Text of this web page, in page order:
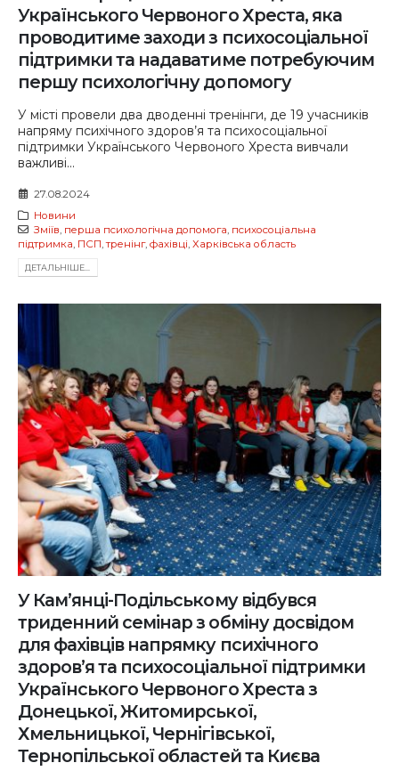
Українського Червоного Хреста, яка
проводитиме заходи з психосоціальної
підтримки та надаватиме потребуючим
першу психологічну допомогу
У місті провели два дводенні тренінги, де 19 учасників
напряму психічного здоров’я та психосоціальної
підтримки Українського Червоного Хреста вивчали
важливі...
27.08.2024
Новини
Зміїв, перша психологічна допомога, психосоціальна
підтримка, ПСП,тренінг, фахівці, Харківська область
ДЕТАЛЬНIШЕ...
У Кам’янці-Подільському відбувся
триденний семінар з обміну досвідом
для фахівців напрямку психічного
здоров’я та психосоціальної підтримки
Українського Червоного Хреста з
Донецької, Житомирської,
Хмельницької, Чернігівської,
Тернопільської областей та Києва